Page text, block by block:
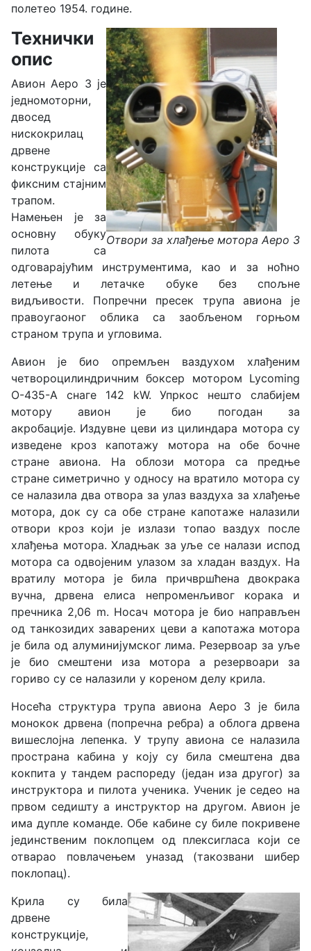
полетео 1954. године.
Отвори за хлађење мотора Аеро 3
Технички
опис
Авион Аеро 3 је
једномоторни,
двосед
нискокрилац
дрвене
конструкције са
фиксним стајним
трапом.
Намењен је за
основну обуку
пилота са
одговарајућим инструментима, као и за ноћно
летење и летачке обуке без спољне
видљивости. Попречни пресек трупа авиона је
правоугаоног облика са заобљеном горњом
страном трупа и угловима.
Авион је био опремљен ваздухом хлађеним
четвороцилиндричним боксер мотором Lycoming
O-435-A снаге 142 kW. Упркос нешто слабијем
мотору авион је био погодан за
акробације. Издувне цеви из цилиндара мотора су
изведене кроз капотажу мотора на обе бочне
стране авиона. На облози мотора са предње
стране симетрично у односу на вратило мотора су
се налазила два отвора за улаз ваздуха за хлађење
мотора, док су са обе стране капотаже налазили
отвори кроз који је излази топао ваздух после
хлађења мотора. Хладњак за уље се налази испод
мотора са одвојеним улазом за хладан ваздух. На
вратилу мотора је била причвршћена двокрака
вучна, дрвена елиса непроменљивог корака и
пречника 2,06 m. Носач мотора је био направљен
од танкозидих заварених цеви а капотажа мотора
је била од алуминијумског лима. Резервоар за уље
је био смештени иза мотора а резервоари за
гориво су се налазили у кореном делу крила.
Носећа структура трупа авиона Аеро 3 је била
монокок дрвена (попречна ребра) а облога дрвена
вишеслојна лепенка. У трупу авиона се налазила
пространа кабина у коју су била смештена два
кокпита у тандем распореду (један иза другог) за
инструктора и пилота ученика. Ученик је седео на
првом седишту а инструктор на другом. Авион је
има дупле команде. Обе кабине су биле покривене
јединственим поклопцем од плексигласа који се
отварао повлачењем уназад (такозвани шибер
поклопац).
Крила су била
дрвене
конструкције,